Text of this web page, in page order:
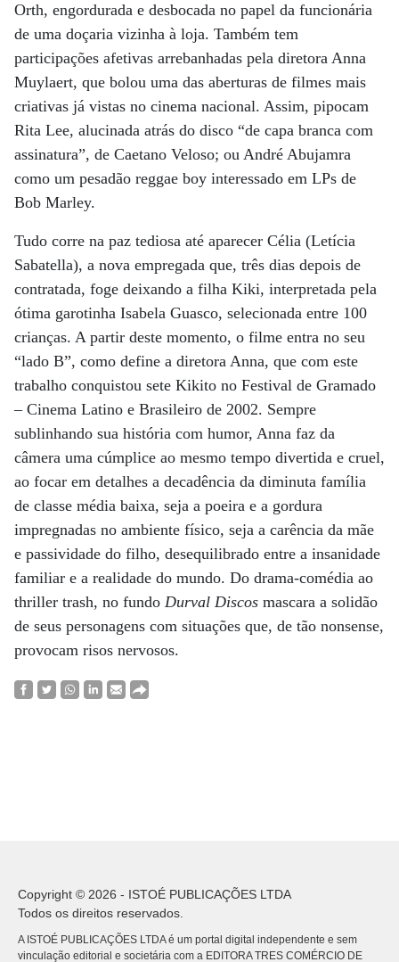
Orth, engordurada e desbocada no papel da funcionária
de uma doçaria vizinha à loja. Também tem
participações afetivas arrebanhadas pela diretora Anna
Muylaert, que bolou uma das aberturas de filmes mais
criativas já vistas no cinema nacional. Assim, pipocam
Rita Lee, alucinada atrás do disco “de capa branca com
assinatura”, de Caetano Veloso; ou André Abujamra
como um pesadão reggae boy interessado em LPs de
Bob Marley.
Tudo corre na paz tediosa até aparecer Célia (Letícia
Sabatella), a nova empregada que, três dias depois de
contratada, foge deixando a filha Kiki, interpretada pela
ótima garotinha Isabela Guasco, selecionada entre 100
crianças. A partir deste momento, o filme entra no seu
“lado B”, como define a diretora Anna, que com este
trabalho conquistou sete Kikito no Festival de Gramado
– Cinema Latino e Brasileiro de 2002. Sempre
sublinhando sua história com humor, Anna faz da
câmera uma cúmplice ao mesmo tempo divertida e cruel,
ao focar em detalhes a decadência da diminuta família
de classe média baixa, seja a poeira e a gordura
impregnadas no ambiente físico, seja a carência da mãe
e passividade do filho, desequilibrado entre a insanidade
familiar e a realidade do mundo. Do drama-comédia ao
thriller trash, no fundo Durval Discos mascara a solidão
de seus personagens com situações que, de tão nonsense,
provocam risos nervosos.
Copyright © 2026 - ISTOÉ PUBLICAÇÕES LTDA
Todos os direitos reservados.
A ISTOÉ PUBLICAÇÕES LTDA é um portal digital independente e sem
vinculação editorial e societária com a EDITORA TRES COMÉRCIO DE